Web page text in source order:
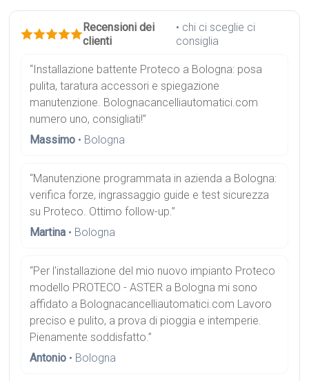
Recensioni dei
clienti
• chi ci sceglie ci
consiglia
“Installazione battente Proteco a Bologna: posa
pulita, taratura accessori e spiegazione
manutenzione. Bolognacancelliautomatici.com
numero uno, consigliati!”
Massimo • Bologna
“Manutenzione programmata in azienda a Bologna:
verifica forze, ingrassaggio guide e test sicurezza
su Proteco. Ottimo follow-up.”
Martina • Bologna
“Per l'installazione del mio nuovo impianto Proteco
modello PROTECO - ASTER a Bologna mi sono
affidato a Bolognacancelliautomatici.com Lavoro
preciso e pulito, a prova di pioggia e intemperie.
Pienamente soddisfatto.”
Antonio • Bologna